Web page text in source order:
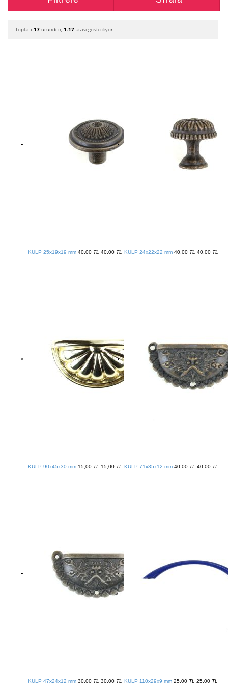
Toplam 17 üründen, 1-17 arası gösteriliyor.
KULP 25x19x19 mm 40,00 TL 40,00 TL KULP 24x22x22 mm 40,00 TL 40,00 TL
KULP 90x45x30 mm 15,00 TL 15,00 TL KULP 71x35x12 mm 40,00 TL 40,00 TL
KULP 47x24x12 mm 30,00 TL 30,00 TL KULP 110x29x9 mm 25,00 TL 25,00 TL